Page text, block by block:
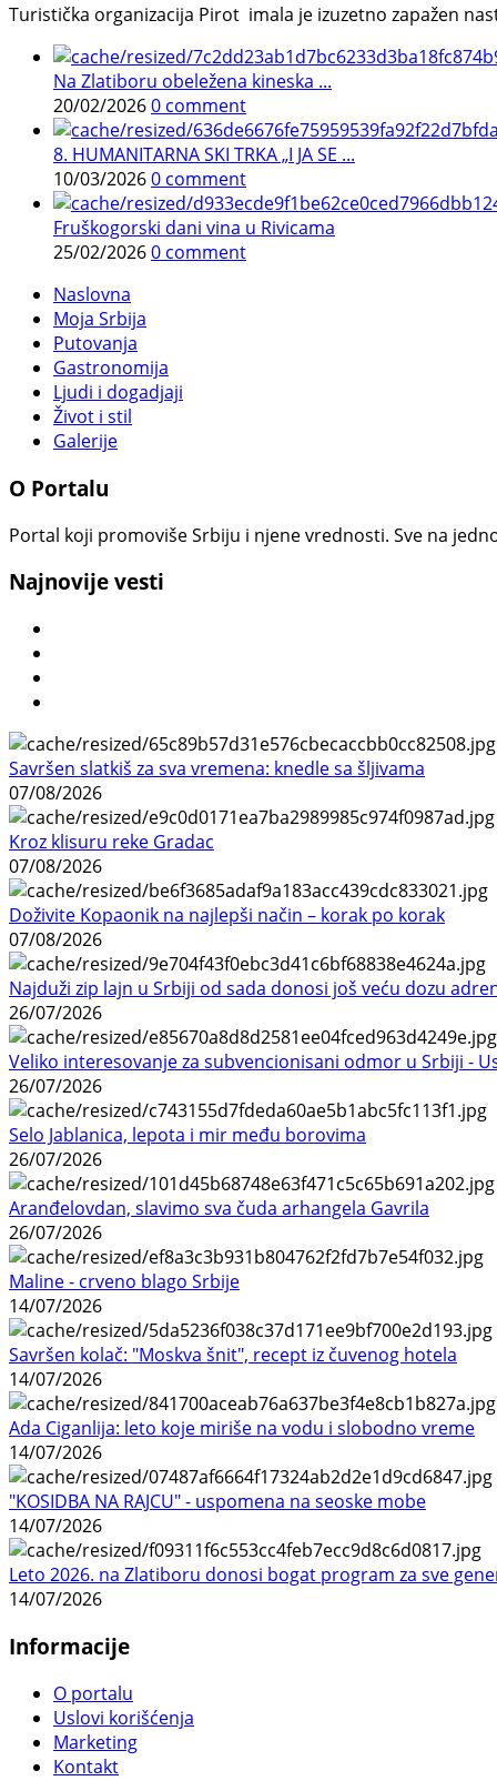
Turistička organizacija Pirot imala je izuzetno zapažen
Na Zlatiboru obeležena kineska ...
20/02/20260 comment
8. HUMANITARNA SKI TRKA „I JA SE ...
10/03/20260 comment
Fruškogorski dani vina u Rivicama
25/02/20260 comment
Naslovna
Moja Srbija
Putovanja
Gastronomija
Ljudi i dogadjaji
Život i stil
Galerije
O Portalu
Portal koji promoviše Srbiju i njene vrednosti. Sve na
Najnovije vesti
Savršen slatkiš za sva vremena: knedle sa šljivama
07/08/2026
Kroz klisuru reke Gradac
07/08/2026
Doživite Kopaonik na najlepši način – korak po korak
07/08/2026
Najduži zip lajn u Srbiji od sada donosi još veću dozu
26/07/2026
Veliko interesovanje za subvencionisani odmor u Srbiji -
26/07/2026
Selo Jablanica, lepota i mir među borovima
26/07/2026
Aranđelovdan, slavimo sva čuda arhangela Gavrila
26/07/2026
Maline - crveno blago Srbije
14/07/2026
Savršen kolač: "Moskva šnit", recept iz čuvenog hotela
14/07/2026
Ada Ciganlija: leto koje miriše na vodu i slobodno vreme
14/07/2026
"KOSIDBA NA RAJCU" - uspomena na seoske mobe
14/07/2026
Leto 2026. na Zlatiboru donosi bogat program za sve
14/07/2026
Informacije
O portalu
Uslovi korišćenja
Marketing
Kontakt